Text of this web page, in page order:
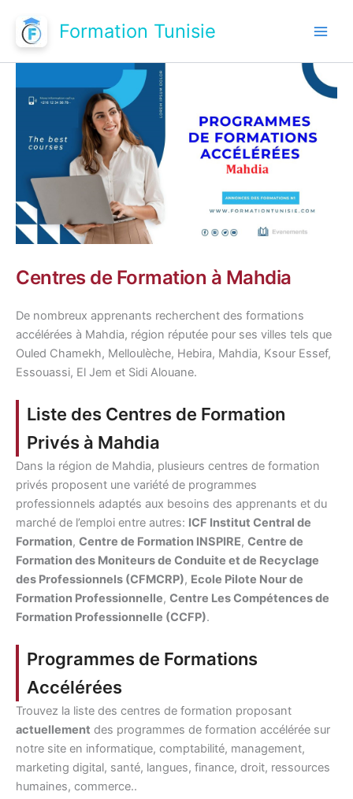
contenu
Formation Tunisie
Centres de Formation à Mahdia
De nombreux apprenants recherchent des formations
accélérées à Mahdia, région réputée pour ses villes tels que
Ouled Chamekh, Melloulèche, Hebira, Mahdia, Ksour Essef,
Essouassi, El Jem et Sidi Alouane.
Liste des Centres de Formation
Privés à Mahdia
Dans la région de Mahdia, plusieurs centres de formation
privés proposent une variété de programmes
professionnels adaptés aux besoins des apprenants et du
marché de l’emploi entre autres: ICF Institut Central de
Formation, Centre de Formation INSPIRE, Centre de
Formation des Moniteurs de Conduite et de Recyclage
des Professionnels (CFMCRP), Ecole Pilote Nour de
Formation Professionnelle, Centre Les Compétences de
Formation Professionnelle (CCFP).
Programmes de Formations
Accélérées
Trouvez la liste des centres de formation proposant
actuellement des programmes de formation accélérée sur
notre site en informatique, comptabilité, management,
marketing digital, santé, langues, finance, droit, ressources
humaines, commerce..